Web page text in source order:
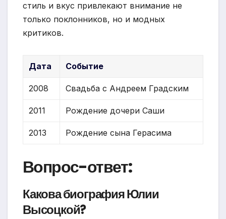
стиль и вкус привлекают внимание не
только поклонников, но и модных
критиков.
Дата Событие
2008 Свадьба с Андреем Градским
2011 Рождение дочери Саши
2013 Рождение сына Герасима
Вопрос-ответ:
Какова биография Юлии
Высоцкой?